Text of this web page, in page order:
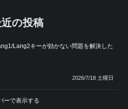
の投稿
Lang2キーが効かない問題を解決した
2026/7/18 土曜日
ーで表示する